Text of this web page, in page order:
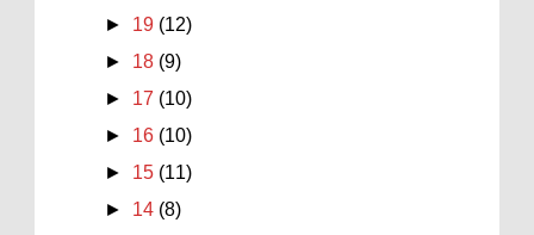
► 19 (12)
► 18 (9)
► 17 (10)
► 16 (10)
► 15 (11)
► 14 (8)